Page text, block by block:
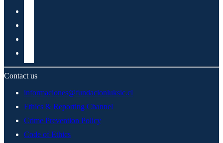
Contact us
informaciones@fundacionluksic.cl
Ethics & Reporting Channel
Crime Prevention Policy
Code of Ethics